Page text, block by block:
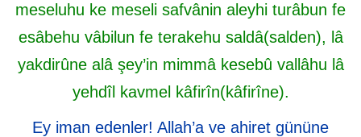
meseluhu ke meseli safvânin aleyhi turâbun fe
esâbehu vâbilun fe terakehu saldâ(salden), lâ
yakdirûne alâ şey’in mimmâ kesebû vallâhu lâ
yehdîl kavmel kâfirîn(kâfirîne).
Ey iman edenler! Allah’a ve ahiret gününe